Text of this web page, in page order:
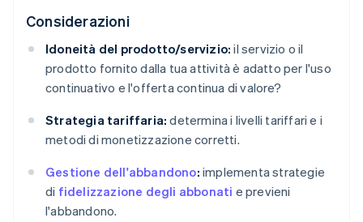
Considerazioni
Idoneità del prodotto/servizio: il servizio o il
prodotto fornito dalla tua attività è adatto per l'uso
continuativo e l'offerta continua di valore?
Strategia tariffaria: determina i livelli tariffari e i
metodi di monetizzazione corretti.
Gestione dell'abbandono: implementa strategie
di fidelizzazione degli abbonati e previeni
l'abbandono.